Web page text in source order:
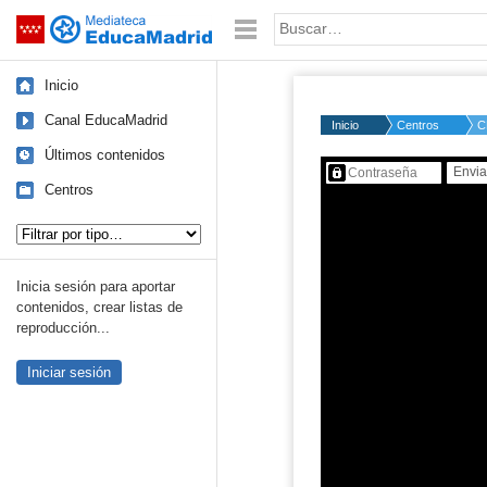
Saltar navegación Palabra o frase:
Inicio
Canal EducaMadrid
Últimos contenidos
Centros
Inicia sesión para aportar
contenidos, crear listas de
reproducción...
Iniciar sesión
Inicio Centros
Contenido protegido…